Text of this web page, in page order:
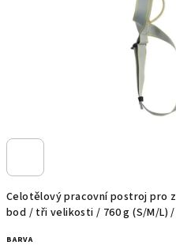
Celotělový pracovní postroj pro
bod / tři velikosti / 760 g (S/M/L) /
BARVA